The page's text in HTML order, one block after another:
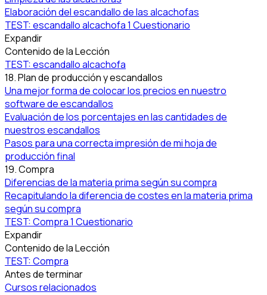
Elaboración del escandallo de las alcachofas
TEST: escandallo alcachofa1 Cuestionario
Expandir
Contenido de la Lección
TEST: escandallo alcachofa
18. Plan de producción y escandallos
Una mejor forma de colocar los precios en nuestro
software de escandallos
Evaluación de los porcentajes en las cantidades de
nuestros escandallos
Pasos para una correcta impresión de mi hoja de
producción final
19. Compra
Diferencias de la materia prima según su compra
Recapitulando la diferencia de costes en la materia prima
según su compra
TEST: Compra1 Cuestionario
Expandir
Contenido de la Lección
TEST: Compra
Antes de terminar
Cursos relacionados